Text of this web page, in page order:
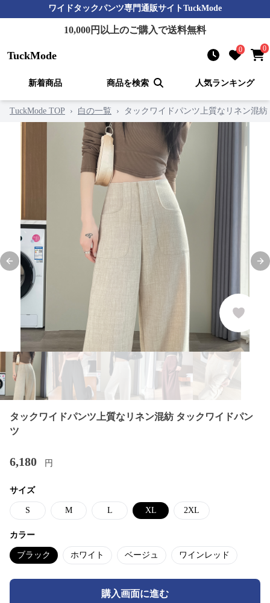
ワイドタックパンツ専門通販サイトTuckMode
10,000円以上のご購入で送料無料
TuckMode 0 0
新着商品 商品を検索 人気ランキング
TuckMode TOP › 白の一覧 › タックワイドパンツ上質なリネン混
Previous slide
タックワイドパンツ上質なリネン混紡 タックワイドパン
ツ
6,180 円
サイズ
S M L XL 2XL
カラー
ブラック ホワイト ベージュ ワインレッド
購入画面に進む